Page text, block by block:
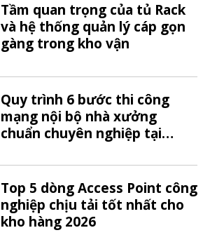
Tầm quan trọng của tủ Rack
và hệ thống quản lý cáp gọn
gàng trong kho vận
Quy trình 6 bước thi công
mạng nội bộ nhà xưởng
chuẩn chuyên nghiệp tại
Top 5 dòng Access Point công
nghiệp chịu tải tốt nhất cho
kho hàng 2026